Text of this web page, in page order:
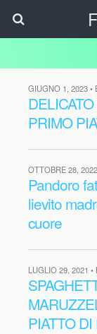
GIUGNO 1, 2023 •
PRIMO
OTTOBRE 28,
Pandoro
lievito
cuore
LUGLIO 29, 2021 •
PIATTO